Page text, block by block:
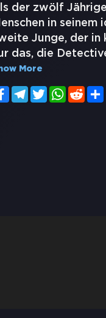
der zwölf
in
Junge, der in
das, die
More
FacebookTelegramTwitterWhatsApp